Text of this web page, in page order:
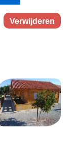
Verwijderen